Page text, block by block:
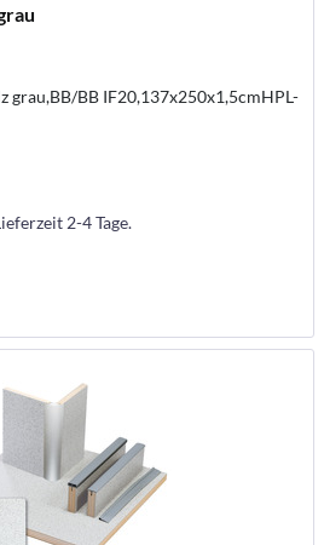
grau,BB/BB IF20,137x250x1,5cmHPL-
2-4 Tage.